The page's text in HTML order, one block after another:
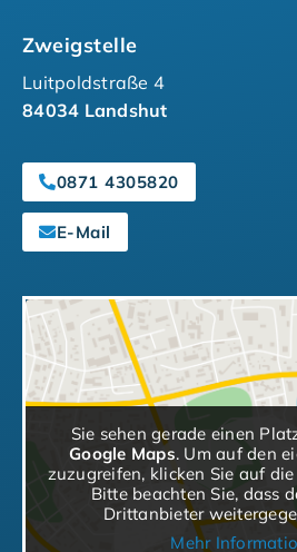
Zweigstelle
Luitpoldstraße 4
84034 Landshut
0871 4305820
E-Mail
Sie sehen gerade einen
Google Maps. Um auf den
zuzugreifen, klicken Sie auf
Bitte beachten Sie, dass
Drittanbieter
Mehr